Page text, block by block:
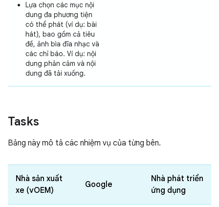
Lựa chọn các mục nội
dung đa phương tiện
có thể phát (ví dụ: bài
hát), bao gồm cả tiêu
đề, ảnh bìa đĩa nhạc và
các chỉ báo. Ví dụ: nội
dung phản cảm và nội
dung đã tải xuống.
Tasks
Bảng này mô tả các nhiệm vụ của từng bên.
Nhà sản xuất
xe (vOEM)
Google
Nhà phát triển
ứng dụng